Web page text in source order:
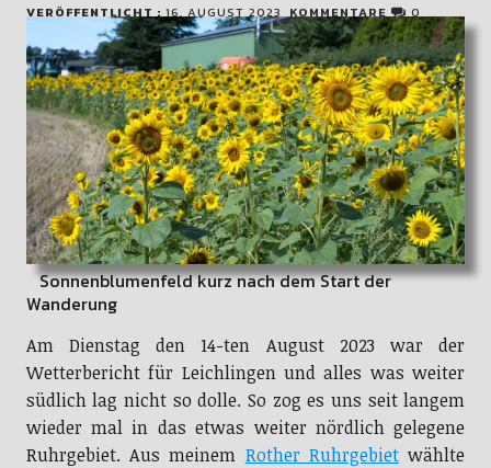
VERÖFFENTLICHT : 16. AUGUST 2023 KOMMENTARE 0
Sonnenblumenfeld kurz nach dem Start der
Wanderung
Am Dienstag den 14-ten August 2023 war der
Wetterbericht für Leichlingen und alles was weiter
südlich lag nicht so dolle. So zog es uns seit langem
wieder mal in das etwas weiter nördlich gelegene
Ruhrgebiet. Aus meinem Rother Ruhrgebietwählte